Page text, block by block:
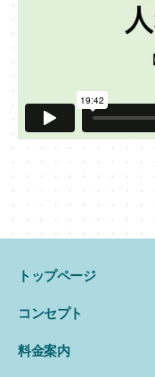
トップページ
コンセプト
料金案内